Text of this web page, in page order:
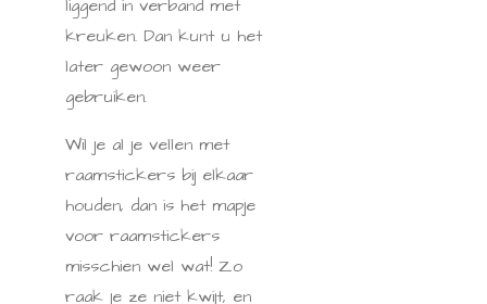
liggend in verband met
kreuken. Dan kunt u het
later gewoon weer
gebruiken.
Wil je al je vellen met
raamstickers bij elkaar
houden, dan is het mapje
voor raamstickers
misschien wel wat! Zo
raak je ze niet kwijt, en